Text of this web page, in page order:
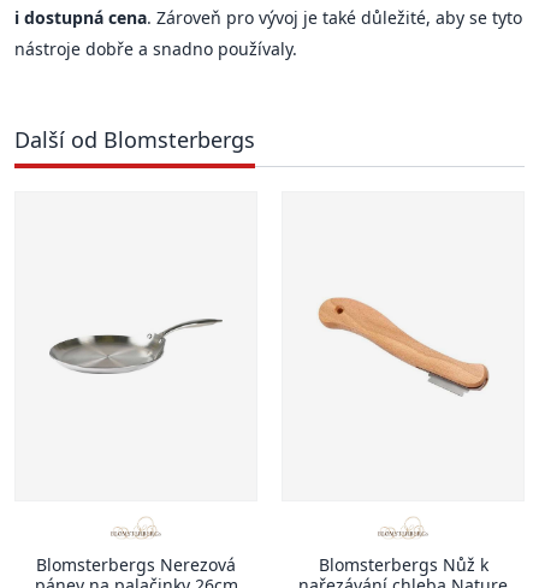
i dostupná cena. Zároveň pro vývoj je také důležité, aby se tyto
nástroje dobře a snadno používaly.
Další od Blomsterbergs
Blomsterbergs Nerezová
Blomsterbergs Nůž k